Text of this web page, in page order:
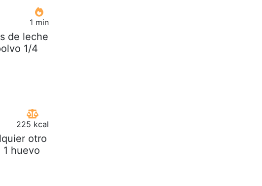
1 min
de leche
1/4
225 kcal
otro
huevo